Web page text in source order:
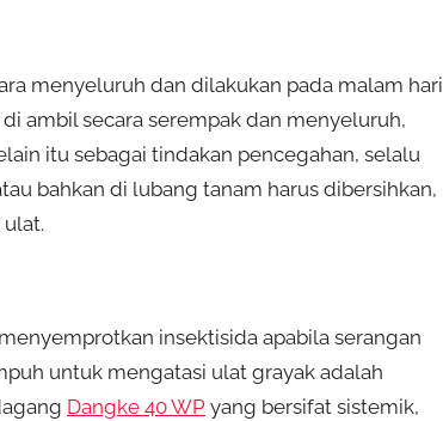
menyeluruh dan dilakukan pada malam hari
ambil secara serempak dan menyeluruh,
itu sebagai tindakan pencegahan, selalu
bahkan di lubang tanam harus dibersihkan,
insektisida apabila serangan
untuk mengatasi ulat grayak adalah
Dangke 40 WP yang bersifat sistemik,